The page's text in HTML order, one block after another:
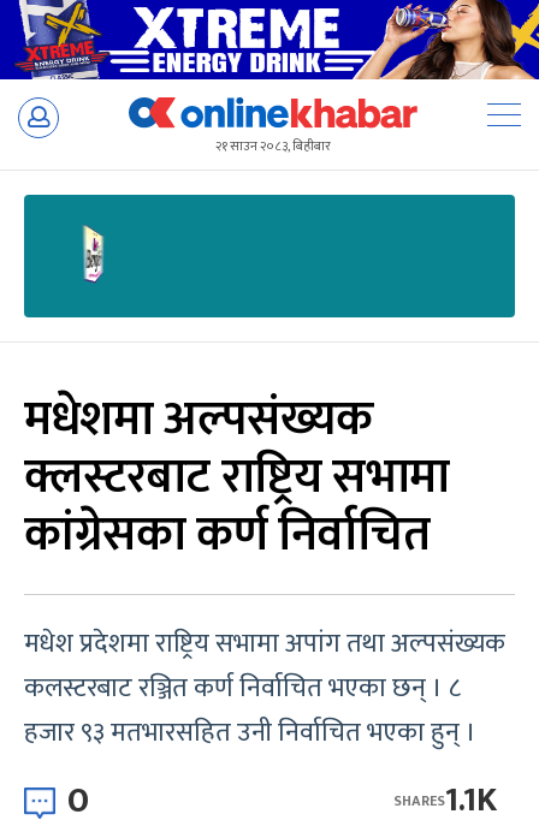
Skip
२१ साउन २०८३, बिहीबार
मधेशमा अल्पसंख्यक
क्लस्टरबाट राष्ट्रिय सभामा
कांग्रेसका कर्ण निर्वाचित
मधेश प्रदेशमा राष्ट्रिय सभामा अपांग तथा अल्पसंख्यक
कलस्टरबाट रञ्जित कर्ण निर्वाचित भएका छन् । ८
हजार ९३ मतभारसहित उनी निर्वाचित भएका हुन् ।
0 1.1K
SHARES